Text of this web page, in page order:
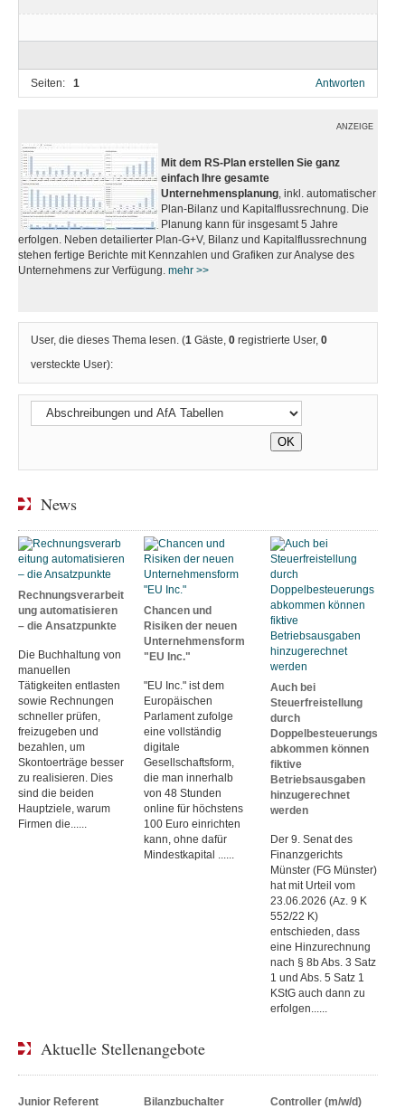
Seiten: 1 Antworten
ANZEIGE
Mit dem RS-Plan erstellen Sie ganz
einfach Ihre gesamte
Unternehmensplanung , inkl. automatischer
Plan-Bilanz und Kapitalflussrechnung. Die
Planung kann für insgesamt 5 Jahre
erfolgen. Neben detailierter Plan-G+V, Bilanz und Kapitalflussrechnung
stehen fertige Berichte mit Kennzahlen und Grafiken zur Analyse des
Unternehmens zur Verfügung. mehr >>
User, die dieses Thema lesen. (1 Gäste,0 registrierte User,0
versteckte User):
News
Rechnungsverarbeit
ung automatisieren
– die Ansatzpunkte
Die Buchhaltung von
manuellen
Tätigkeiten entlasten
sowie Rechnungen
schneller prüfen,
freizugeben und
bezahlen, um
Skontoerträge besser
zu realisieren. Dies
sind die beiden
Hauptziele, warum
Firmen die......
Chancen und
Risiken der neuen
Unternehmensform
"EU Inc."
"EU Inc." ist dem
Europäischen
Parlament zufolge
eine vollständig
digitale
Gesellschaftsform,
die man innerhalb
von 48 Stunden
online für höchstens
100 Euro einrichten
kann, ohne dafür
Mindestkapital ......
Auch bei
Steuerfreistellung
durch
Doppelbesteuerungs
abkommen können
fiktive
Betriebsausgaben
hinzugerechnet
werden
Der 9. Senat des
Finanzgerichts
Münster (FG Münster)
hat mit Urteil vom
23.06.2026 (Az. 9 K
552/22 K)
entschieden, dass
eine Hinzurechnung
nach § 8b Abs. 3 Satz
1 und Abs. 5 Satz 1
KStG auch dann zu
erfolgen......
Aktuelle Stellenangebote
Junior Referent
Bilanzbuchalter
Controller (m/w/d)